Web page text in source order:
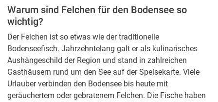
Warum sind Felchen für den Bodensee so
wichtig?
Der Felchen ist so etwas wie der traditionelle
Bodenseefisch. Jahrzehntelang galt er als kulinarisches
Aushängeschild der Region und stand in zahlreichen
Gasthäusern rund um den See auf der Speisekarte. Viele
Urlauber verbinden den Bodensee bis heute mit
geräuchertem oder gebratenem Felchen. Die Fische haben